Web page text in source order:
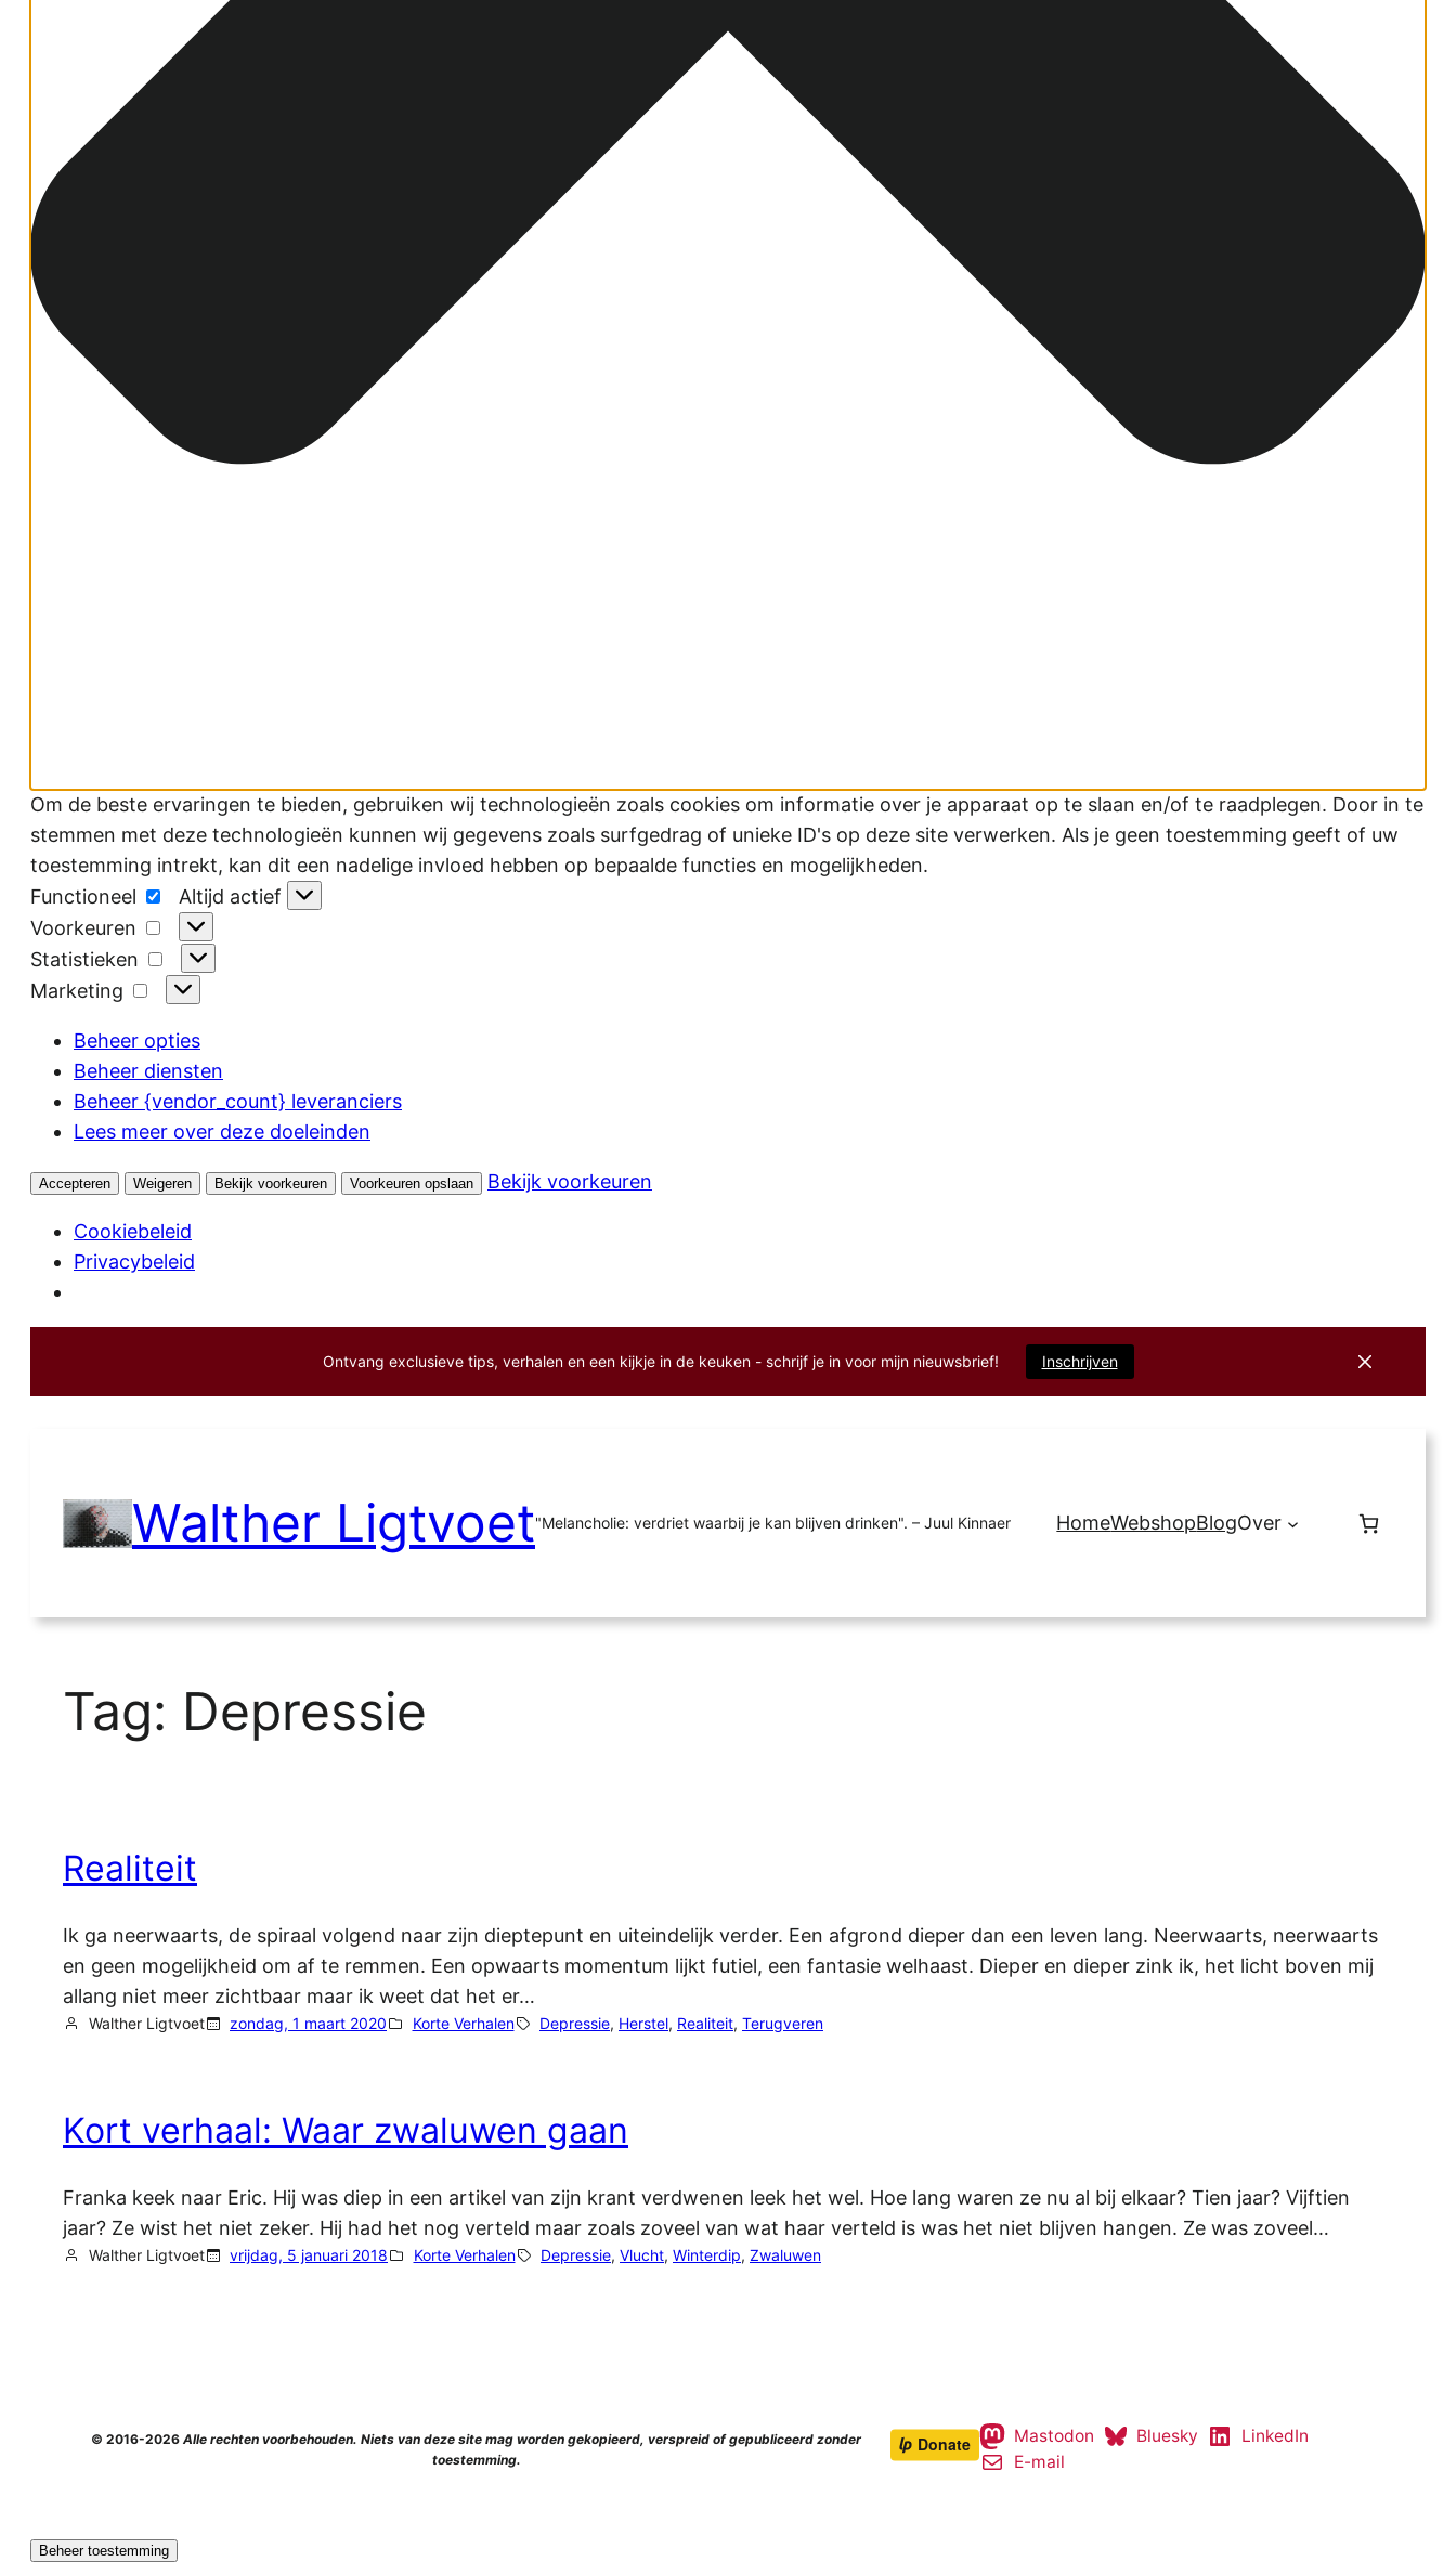
Om de beste ervaringen te bieden, gebruiken wij technologieën zoals cookies om informatie over je apparaat op te slaan en/of te raadplegen. Door in te
stemmen met deze technologieën kunnen wij gegevens zoals surfgedrag of unieke ID's op deze site verwerken. Als je geen toestemming geeft of uw
toestemming intrekt, kan dit een nadelige invloed hebben op bepaalde functies en mogelijkheden.
Functioneel
Functioneel
Altijd actief
Voorkeuren
Voorkeuren
Statistieken
Statistieken
Marketing
Marketing
Beheer opties
Beheer diensten
Beheer {vendor_count} leveranciers
Lees meer over deze doeleinden
Accepteren Weigeren Bekijk voorkeuren Voorkeuren opslaan Bekijk voorkeuren
Cookiebeleid
Privacybeleid
Ontvang exclusieve tips, verhalen en een kijkje in de keuken - schrijf je in voor mijn nieuwsbrief! Inschrijven
inhoud
Walther Ligtvoet"Melancholie: verdriet waarbij je kan blijven drinken". – Juul Kinnaer HomeWebshopBlogOver
Tag: Depressie
Realiteit
Ik ga neerwaarts, de spiraal volgend naar zijn dieptepunt en uiteindelijk verder. Een afgrond dieper dan een leven lang. Neerwaarts, neerwaarts
en geen mogelijkheid om af te remmen. Een opwaarts momentum lijkt futiel, een fantasie welhaast. Dieper en dieper zink ik, het licht boven mij
allang niet meer zichtbaar maar ik weet dat het er…
Walther Ligtvoet zondag, 1 maart 2020 Korte Verhalen Depressie, Herstel, Realiteit, Terugveren
Kort verhaal: Waar zwaluwen gaan
Franka keek naar Eric. Hij was diep in een artikel van zijn krant verdwenen leek het wel. Hoe lang waren ze nu al bij elkaar? Tien jaar? Vijftien
jaar? Ze wist het niet zeker. Hij had het nog verteld maar zoals zoveel van wat haar verteld is was het niet blijven hangen. Ze was zoveel…
Walther Ligtvoet vrijdag, 5 januari 2018 Korte Verhalen Depressie, Vlucht, Winterdip, Zwaluwen
© 2016-2026Alle rechten voorbehouden. Niets van deze site mag worden gekopieerd, verspreid of gepubliceerd zonder
toestemming.
Mastodon Bluesky
LinkedIn
E-mail
Beheer toestemming